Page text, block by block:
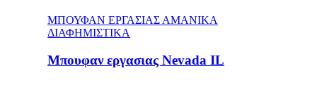
ΜΠΟΥΦΑΝ ΕΡΓΑΣΙΑΣ ΑΜΑΝΙΚΑ
ΔΙΑΦΗΜΙΣΤΙΚΑ
Μπουφαν εργασιας Nevada IL